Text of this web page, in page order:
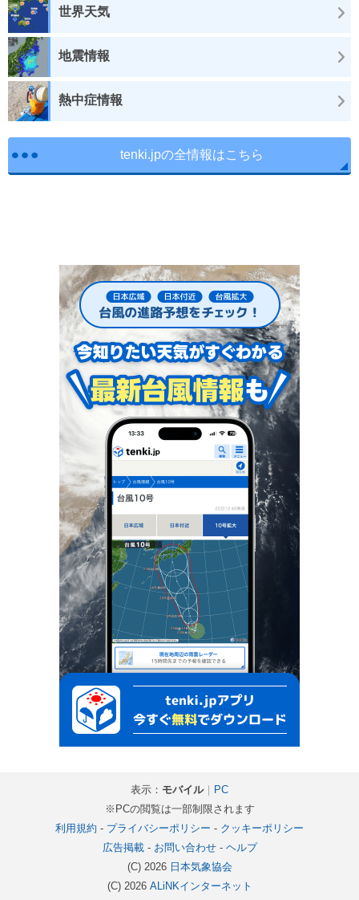
世界天気
地震情報
熱中症情報
tenki.jpの全情報はこちら
表示： モバイル｜
PC
※PCの閲覧は一部制限されます
利用規約 - プライバシーポリシー - クッキーポリシー
広告掲載- お問い合わせ- ヘルプ
(C) 2026 日本気象協会
(C) 2026 ALiNKインターネット